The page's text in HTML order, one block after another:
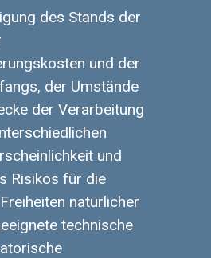
des Stands der
und der
der Umstände
der Verarbeitung
und
Risikos für die
natürlicher
technische